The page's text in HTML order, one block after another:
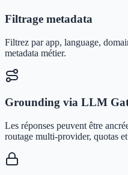
Filtrage metadata
Filtrez par app, language,
metadata métier.
Grounding via LLM
Les réponses peuvent être
routage multi-provider, quotas